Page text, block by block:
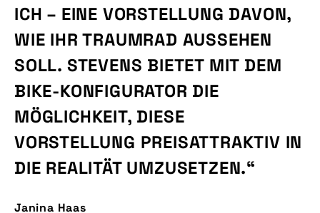
ICH – EINE VORSTELLUNG DAVON,
WIE IHR TRAUMRAD AUSSEHEN
SOLL. STEVENS BIETET MIT DEM
BIKE-KONFIGURATOR DIE
MÖGLICHKEIT, DIESE
VORSTELLUNG PREISATTRAKTIV IN
DIE REALITÄT UMZUSETZEN.“
Janina Haas